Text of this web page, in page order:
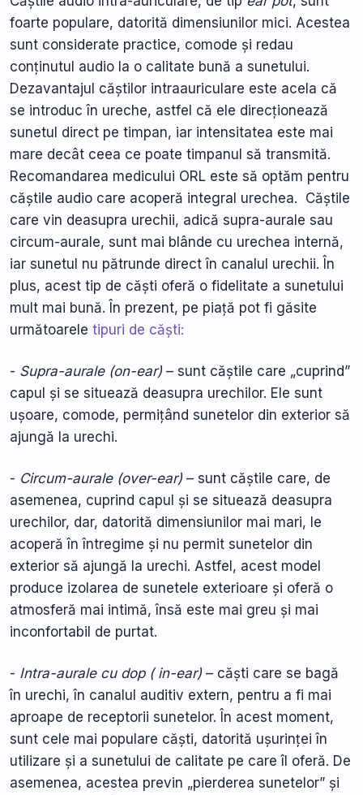
foarte populare, datorită dimensiunilor mici. Acestea
sunt considerate practice, comode și redau
conținutul audio la o calitate bună a sunetului.
Dezavantajul căștilor intraauriculare este acela că
se introduc în ureche, astfel că ele direcționează
sunetul direct pe timpan, iar intensitatea este mai
mare decât ceea ce poate timpanul să transmită.
Recomandarea medicului ORL este să optăm pentru
căștile audio care acoperă integral urechea. Căștile
care vin deasupra urechii, adică supra-aurale sau
circum-aurale, sunt mai blânde cu urechea internă,
iar sunetul nu pătrunde direct în canalul urechii. În
plus, acest tip de căști oferă o fidelitate a sunetului
mult mai bună. În prezent, pe piață pot fi găsite
următoarele tipuri de căști:
- Supra-aurale (on-ear) – sunt căștile care „cuprind”
capul și se situează deasupra urechilor. Ele sunt
ușoare, comode, permițând sunetelor din exterior să
ajungă la urechi.
- Circum-aurale (over-ear) – sunt căștile care, de
asemenea, cuprind capul și se situează deasupra
urechilor, dar, datorită dimensiunilor mai mari, le
acoperă în întregime și nu permit sunetelor din
exterior să ajungă la urechi. Astfel, acest model
produce izolarea de sunetele exterioare și oferă o
atmosferă mai intimă, însă este mai greu și mai
inconfortabil de purtat.
- Intra-aurale cu dop ( in-ear) – căști care se bagă
în urechi, în canalul auditiv extern, pentru a fi mai
aproape de receptorii sunetelor. În acest moment,
sunt cele mai populare căști, datorită ușurinței în
utilizare și a sunetului de calitate pe care îl oferă. De
asemenea, acestea previn „pierderea sunetelor” și